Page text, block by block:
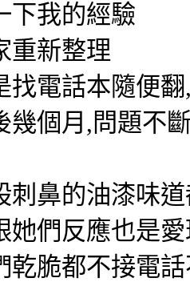
下我的經驗
重新整理
找電話本隨便
幾個月,問題不
刺鼻的油漆味
她們反應也是
乾脆都不接電